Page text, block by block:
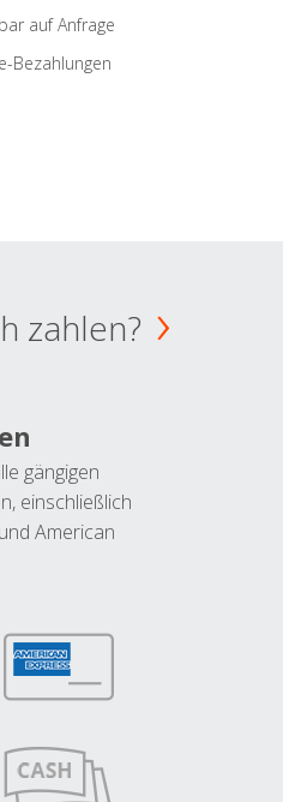
auf Anfrage
Bezahlungen
zahlen?
gängigen
einschließlich
American